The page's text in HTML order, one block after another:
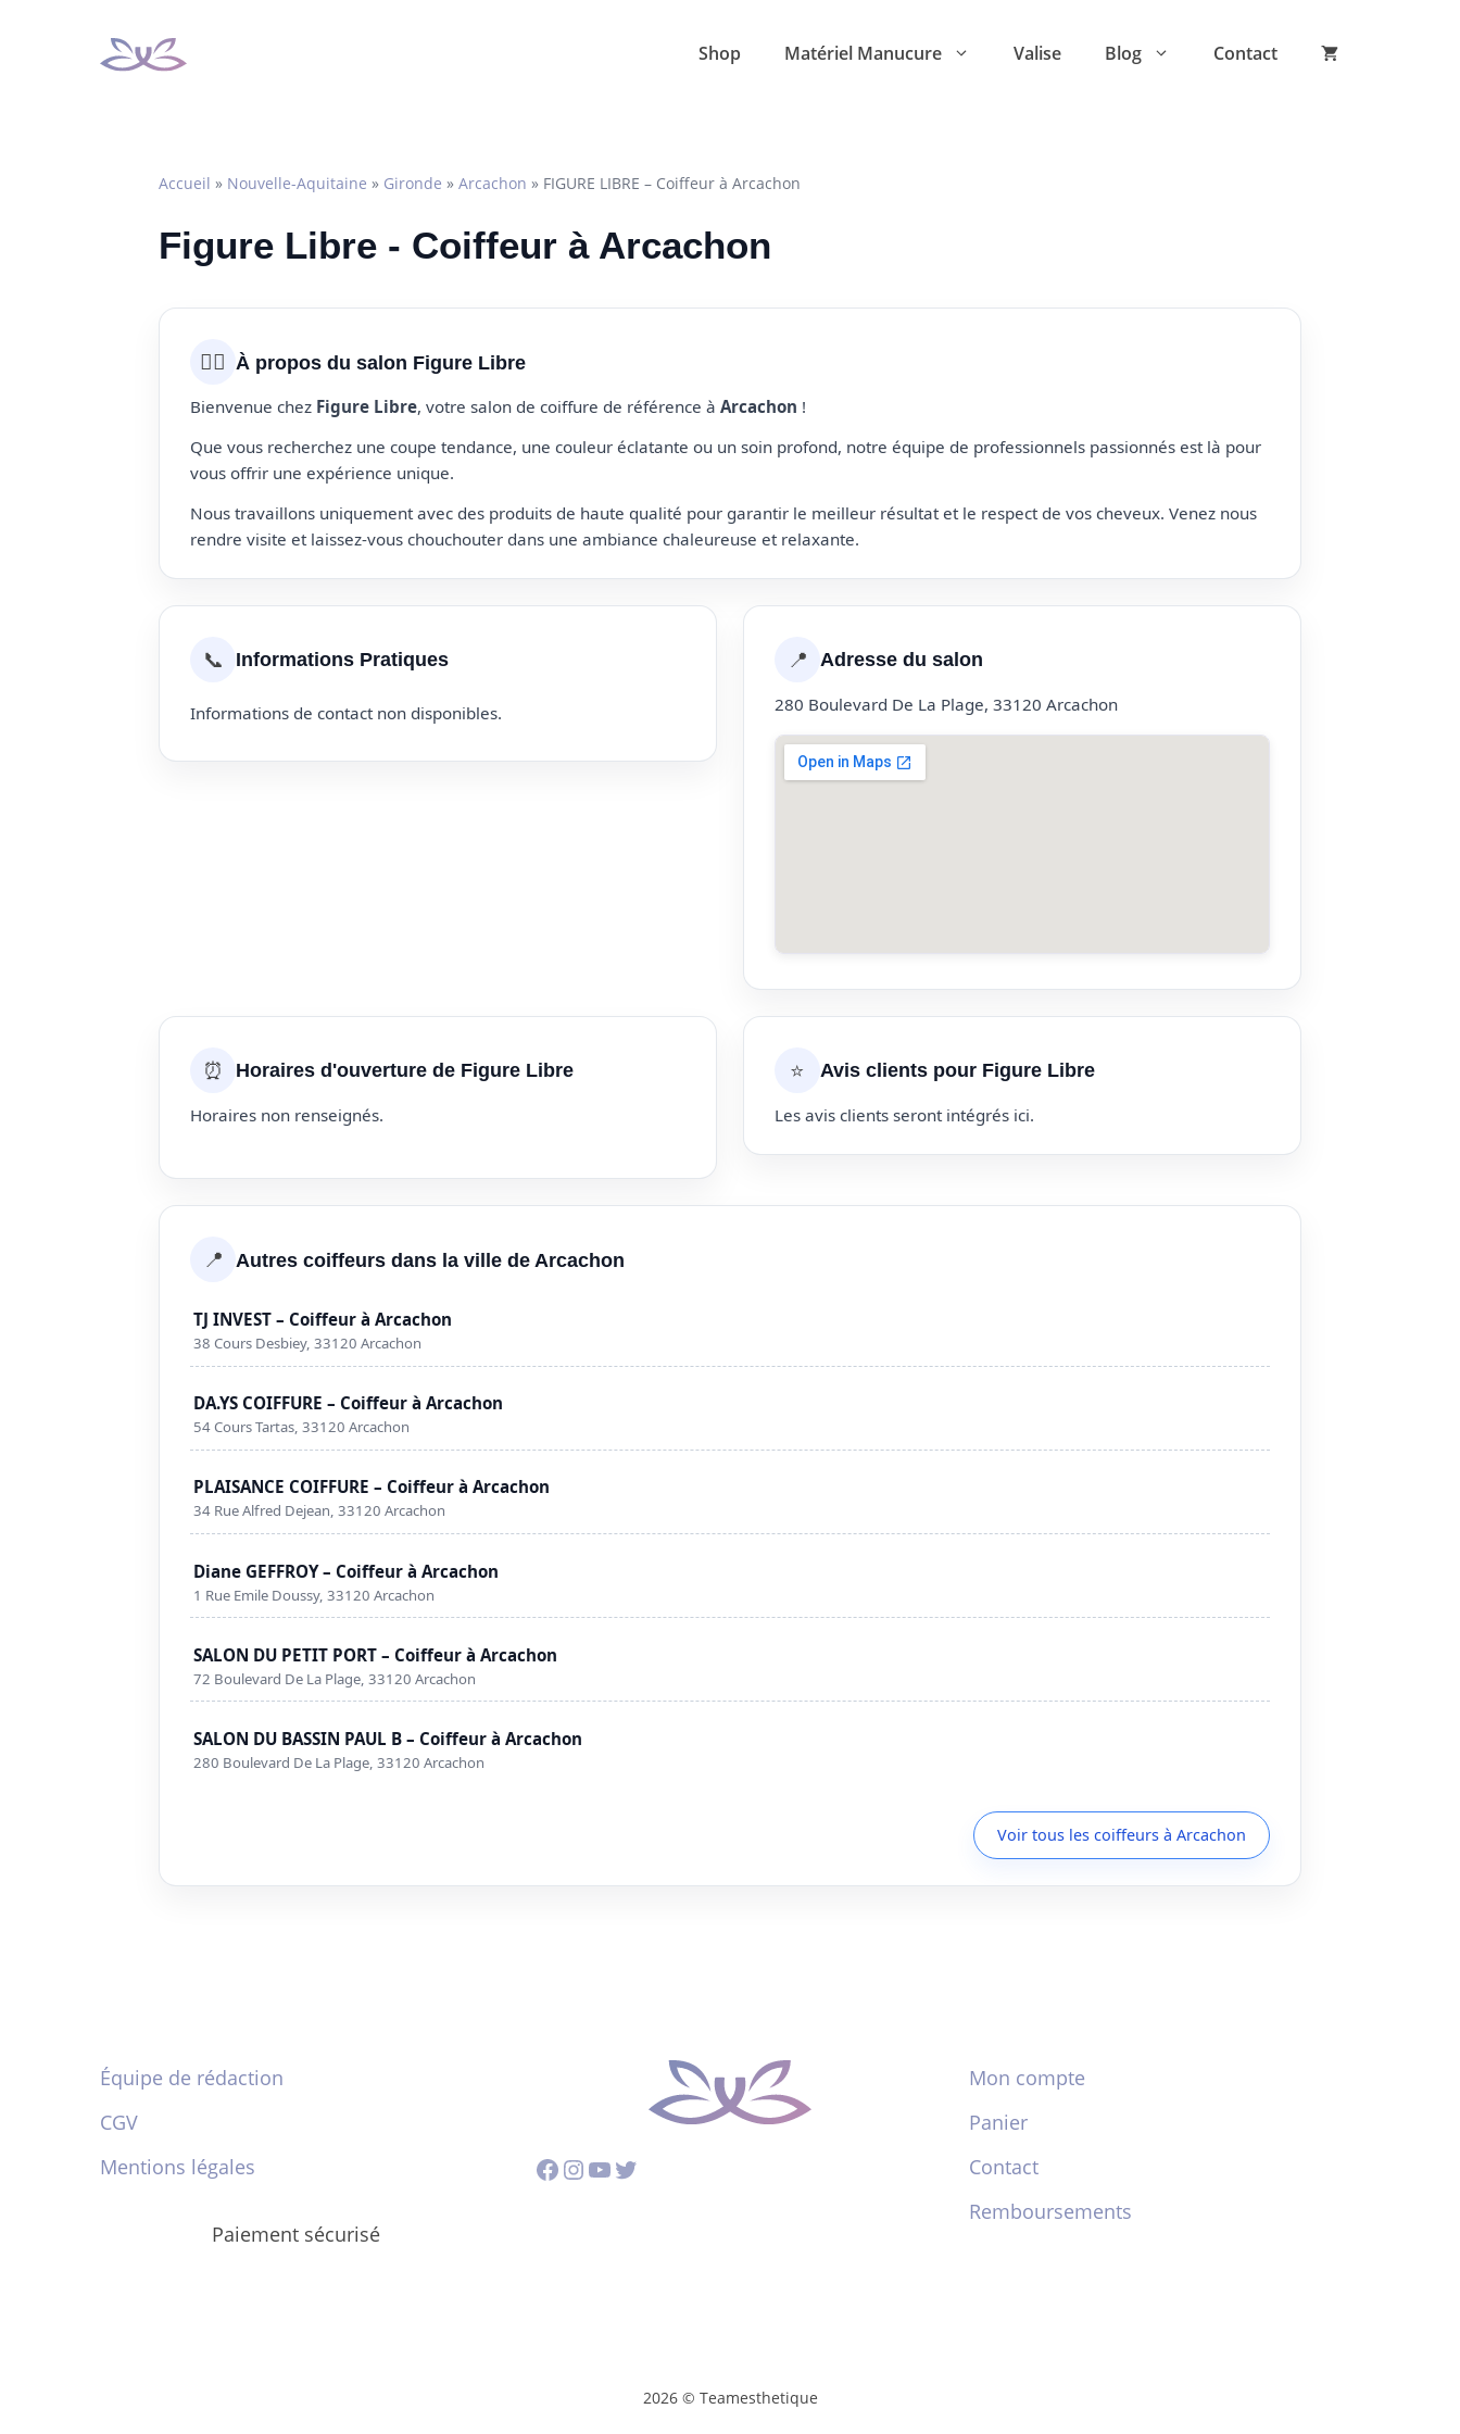
Shop Matériel Manucure Valise Blog Contact
Accueil » Nouvelle-Aquitaine » Gironde » Arcachon » FIGURE LIBRE – Coiffeur à Arcachon
Figure Libre - Coiffeur à Arcachon
💇‍♀️ À propos du salon Figure Libre
Bienvenue chez Figure Libre, votre salon de coiffure de référence à Arcachon !
Que vous recherchez une coupe tendance, une couleur éclatante ou un soin profond, notre équipe de professionnels passionnés est là pour
vous offrir une expérience unique.
Nous travaillons uniquement avec des produits de haute qualité pour garantir le meilleur résultat et le respect de vos cheveux. Venez nous
rendre visite et laissez-vous chouchouter dans une ambiance chaleureuse et relaxante.
📞 Informations Pratiques
Informations de contact non disponibles.
📍 Adresse du salon
280 Boulevard De La Plage, 33120 Arcachon
⏰ Horaires d'ouverture de Figure Libre
Horaires non renseignés.
⭐ Avis clients pour Figure Libre
Les avis clients seront intégrés ici.
📍 Autres coiffeurs dans la ville de Arcachon
TJ INVEST – Coiffeur à Arcachon
38 Cours Desbiey, 33120 Arcachon
DA.YS COIFFURE – Coiffeur à Arcachon
54 Cours Tartas, 33120 Arcachon
PLAISANCE COIFFURE – Coiffeur à Arcachon
34 Rue Alfred Dejean, 33120 Arcachon
Diane GEFFROY – Coiffeur à Arcachon
1 Rue Emile Doussy, 33120 Arcachon
SALON DU PETIT PORT – Coiffeur à Arcachon
72 Boulevard De La Plage, 33120 Arcachon
SALON DU BASSIN PAUL B – Coiffeur à Arcachon
280 Boulevard De La Plage, 33120 Arcachon
Voir tous les coiffeurs à Arcachon
Équipe de rédaction
CGV
Mentions légales
Paiement sécurisé
Facebook
Instagram
YouTube
Twitter
Mon compte
Panier
Contact
Remboursements
2026 © Teamesthetique